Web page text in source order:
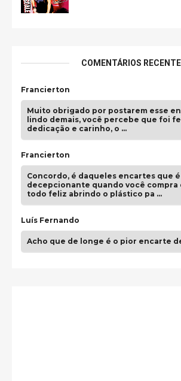
COMENTÁRIOS
Francierton
Muito obrigado por postarem esse
lindo demais, você percebe que foi
dedicação e carinho, o …
Francierton
Concordo, é daqueles encartes que é
decepcionante quando você compra
todo feliz abrindo o plástico pa …
Luís Fernando
Acho que de longe é o pior encarte